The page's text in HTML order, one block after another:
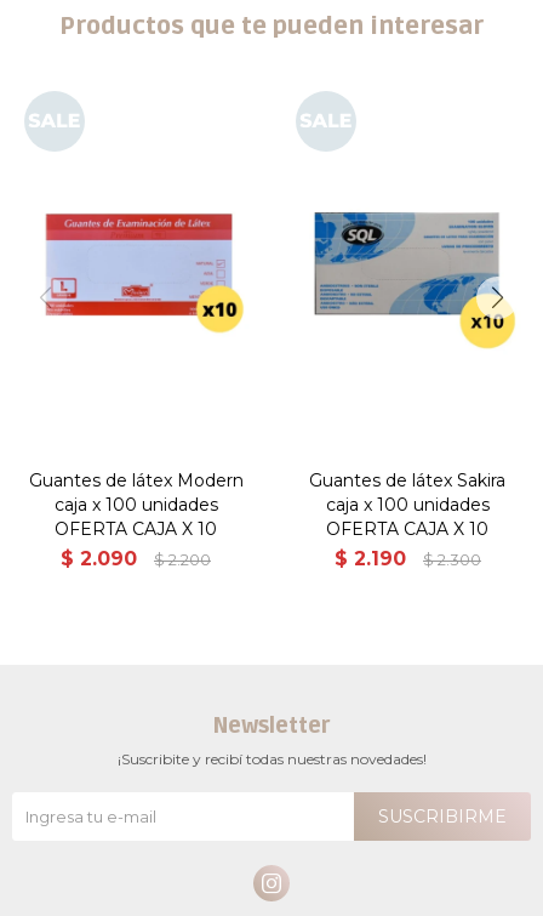
Productos que te pueden interesar
Guantes de látex Modern
caja x 100 unidades
OFERTA CAJA X 10
$ 2.090 $ 2.200
Guantes de látex Sakira
caja x 100 unidades
OFERTA CAJA X 10
$ 2.190 $ 2.300
Newsletter
¡Suscribite y recibí todas nuestras novedades!
SUSCRIBIRME
